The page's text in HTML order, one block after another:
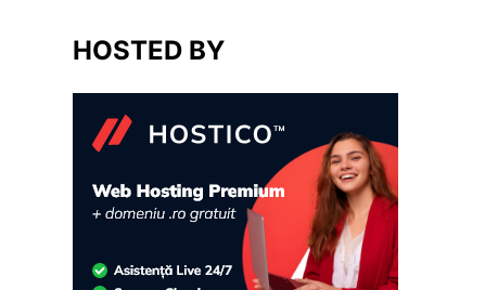
HOSTED BY